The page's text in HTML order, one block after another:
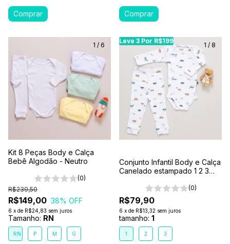
1 / 6
Kit 8 Peças Body e Calça
Bebê Algodão - Neutro
(0)
R$149,00
R$239,50
38% OFF
6 x de R$24,83 sem juros
Tamanho: RN
RN P M G
Leve 3 Por R$199
Leve 3 Por R$199
1 / 8
Conjunto Infantil Body e Calça
Canelado estampado 1 2 3
(0)
R$79,90
6 x de R$13,32 sem juros
tamanho: 1
1 2 3